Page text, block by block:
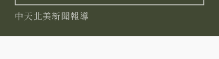
中天北美新聞報導